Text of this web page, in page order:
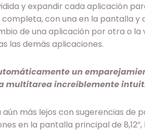
y expandir cada aplicación
con una en la pantalla y
de una aplicación por otra o la
las demás aplicaciones.
un
multitarea increíblemente
más lejos con sugerencias de
en la pantalla principal de